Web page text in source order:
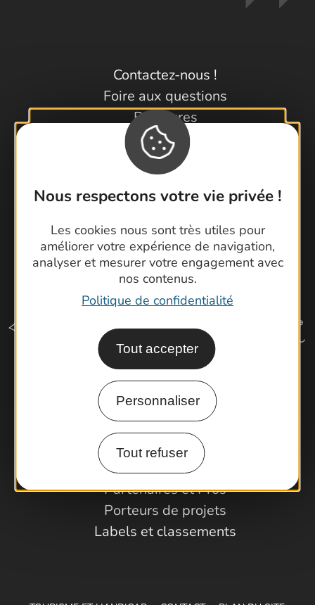
Nous respectons votre vie privée !
Les cookies nous sont très utiles pour
améliorer votre expérience de navigation,
analyser et mesurer votre engagement avec
nos contenus.
Politique de confidentialité
Tout accepter
Personnaliser
Tout refuser
Contactez-nous !
Foire aux questions
Brochures
Cartoguides et Topoguides
Latitude Gard
Comment venir ?
Espace Pro
Observatoire
Partenaires et Pros
Porteurs de projets
Labels et classements